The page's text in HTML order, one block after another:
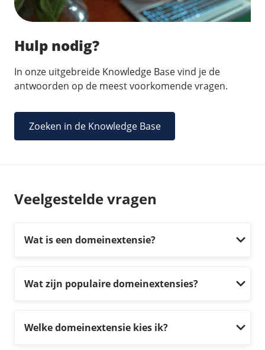
Hulp nodig?
In onze uitgebreide Knowledge Base vind je de
antwoorden op de meest voorkomende vragen.
Zoeken in de Knowledge Base
Veelgestelde vragen
Wat is een domeinextensie?
Wat zijn populaire domeinextensies?
Welke domeinextensie kies ik?